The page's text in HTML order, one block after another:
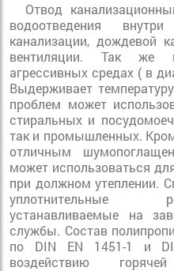
Отвод
водоотведения
канализации, дождевой
вентиляции. Так же
агрессивных средах ( в
Выдерживает
проблем может
стиральных и
так и промышленных.
отличным
может использоваться
при должном утеплении.
уплотнительные
устанавливаемые на
службы. Состав
по DIN EN 1451-1 и
воздействию